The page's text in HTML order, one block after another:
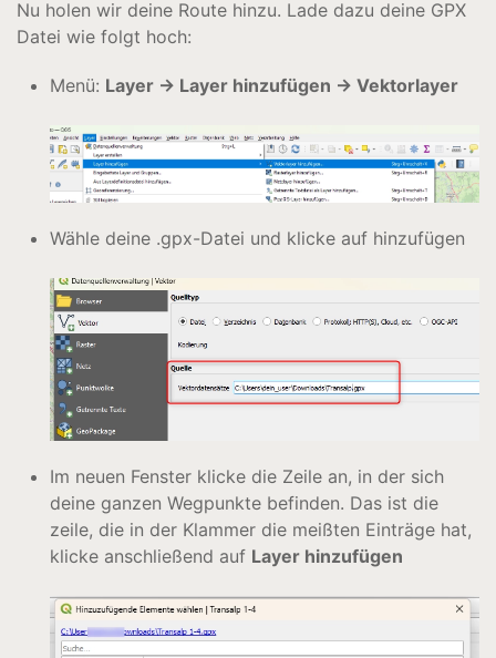
Nu holen wir deine Route hinzu. Lade dazu deine GPX
Datei wie folgt hoch:
Menü: Layer → Layer hinzufügen → Vektorlayer
Wähle deine .gpx-Datei und klicke auf hinzufügen
Im neuen Fenster klicke die Zeile an, in der sich
deine ganzen Wegpunkte befinden. Das ist die
zeile, die in der Klammer die meißten Einträge hat,
klicke anschließend auf Layer hinzufügen